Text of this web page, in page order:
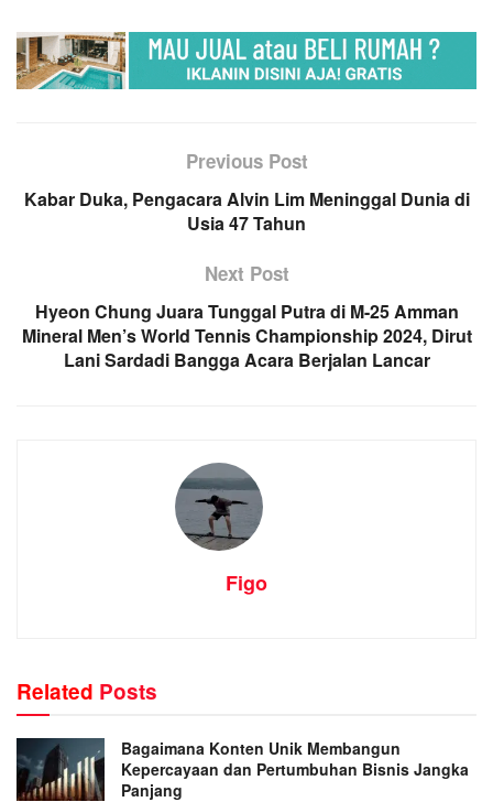
Previous Post
Kabar Duka, Pengacara Alvin Lim Meninggal Dunia di
Usia 47 Tahun
Next Post
Hyeon Chung Juara Tunggal Putra di M-25 Amman
Mineral Men’s World Tennis Championship 2024, Dirut
Lani Sardadi Bangga Acara Berjalan Lancar
Figo
Related Posts
Bagaimana Konten Unik Membangun
Kepercayaan dan Pertumbuhan Bisnis Jangka
Panjang